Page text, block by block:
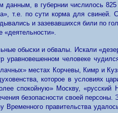
данным, в губернии числилось 825
т.е. по сути корма для свиней.
и зазевавшихся били по
«деятельности».
обыски и обвалы. Искали
человеке
местах Корчевы, Кимр и
которое в условиях
спокойную» Москву,
безопасности своей
Временного правительства